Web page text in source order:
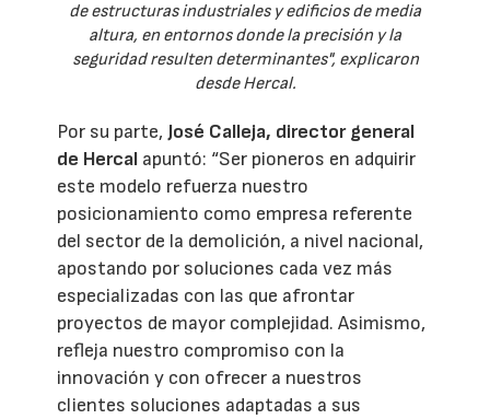
de estructuras industriales y edificios de media
altura, en entornos donde la precisión y la
seguridad resulten determinantes", explicaron
desde Hercal.
Por su parte,José Calleja, director general
de Hercal apuntó: “Ser pioneros en adquirir
este modelo refuerza nuestro
posicionamiento como empresa referente
del sector de la demolición, a nivel nacional,
apostando por soluciones cada vez más
especializadas con las que afrontar
proyectos de mayor complejidad. Asimismo,
refleja nuestro compromiso con la
innovación y con ofrecer a nuestros
clientes soluciones adaptadas a sus